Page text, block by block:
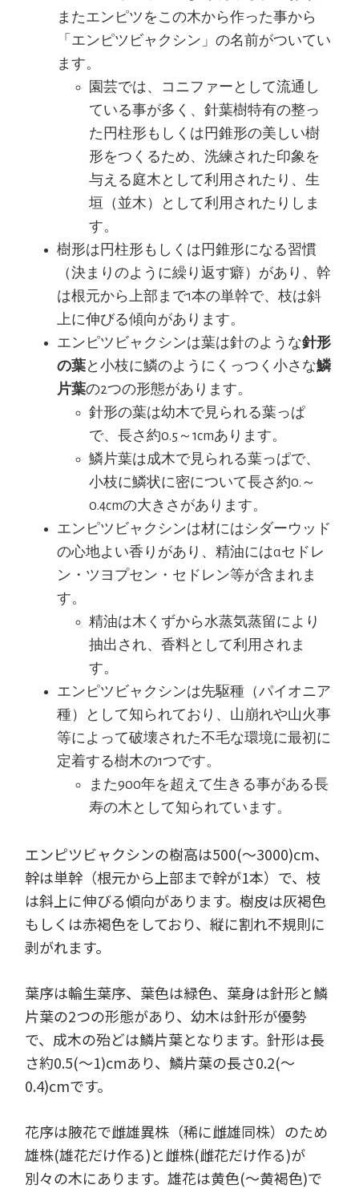
またエンピツをこの木から作った事から
「エンピツビャクシン」の名前がついてい
ます。
園芸では、コニファーとして流通し
ている事が多く、針葉樹特有の整っ
た円柱形もしくは円錐形の美しい樹
形をつくるため、洗練された印象を
与える庭木として利用されたり、生
垣（並木）として利用されたりしま
す。
樹形は円柱形もしくは円錐形になる習慣
（決まりのように繰り返す癖）があり、幹
は根元から上部まで1本の単幹で、枝は斜
上に伸びる傾向があります。
エンピツビャクシンは葉は針のような針形
の葉と小枝に鱗のようにくっつく小さな鱗
片葉の2つの形態があります。
針形の葉は幼木で見られる葉っぱ
で、長さ約0.5～1cmあります。
鱗片葉は成木で見られる葉っぱで、
小枝に鱗状に密について長さ約0.～
0.4cmの大きさがあります。
エンピツビャクシンは材にはシダーウッド
の心地よい香りがあり、精油にはαセドレ
ン・ツヨプセン・セドレン等が含まれま
す。
精油は木くずから水蒸気蒸留により
抽出され、香料として利用されま
す。
エンピツビャクシンは先駆種（パイオニア
種）として知られており、山崩れや山火事
等によって破壊された不毛な環境に最初に
定着する樹木の1つです。
また900年を超えて生きる事がある長
寿の木として知られています。
エンピツビャクシンの樹高は500(～3000)cm、
幹は単幹（根元から上部まで幹が1本）で、枝
は斜上に伸びる傾向があります。樹皮は灰褐色
もしくは赤褐色をしており、縦に割れ不規則に
剥がれます。
葉序は輪生葉序、葉色は緑色、葉身は針形と鱗
片葉の2つの形態があり、幼木は針形が優勢
で、成木の殆どは鱗片葉となります。針形は長
さ約0.5(～1)cmあり、鱗片葉の長さ0.2(～
0.4)cmです。
花序は腋花で雌雄異株（稀に雌雄同株）のため
雄株(雄花だけ作る)と雌株(雌花だけ作る)が
別々の木にあります。雄花は黄色(～黄褐色)で